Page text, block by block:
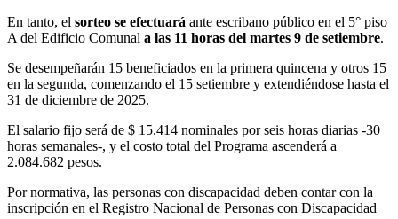
En tanto, el sorteo se efectuará ante escribano público en el 5° piso
A del Edificio Comunal a las 11 horas del martes 9 de setiembre.
Se desempeñarán 15 beneficiados en la primera quincena y otros 15
en la segunda, comenzando el 15 setiembre y extendiéndose hasta el
31 de diciembre de 2025.
El salario fijo será de $ 15.414 nominales por seis horas diarias -30
horas semanales-, y el costo total del Programa ascenderá a
2.084.682 pesos.
Por normativa, las personas con discapacidad deben contar con la
inscripción en el Registro Nacional de Personas con Discapacidad